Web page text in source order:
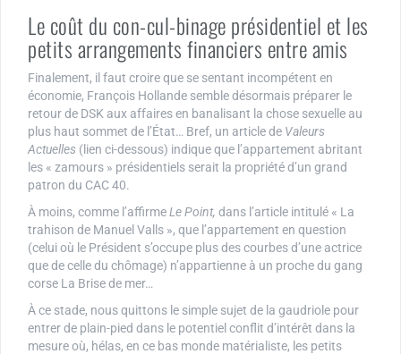
Le coût du con-cul-binage présidentiel et les
petits arrangements financiers entre amis
Finalement, il faut croire que se sentant incompétent en
économie, François Hollande semble désormais préparer le
retour de DSK aux affaires en banalisant la chose sexuelle au
plus haut sommet de l’État… Bref, un article de Valeurs
Actuelles (lien ci-dessous) indique que l’appartement abritant
les « zamours » présidentiels serait la propriété d’un grand
patron du CAC 40.
À moins, comme l’affirmeLe Point, dans l’article intitulé « La
trahison de Manuel Valls », que l’appartement en question
(celui où le Président s’occupe plus des courbes d’une actrice
que de celle du chômage) n’appartienne à un proche du gang
corse La Brise de mer…
À ce stade, nous quittons le simple sujet de la gaudriole pour
entrer de plain-pied dans le potentiel conflit d’intérêt dans la
mesure où, hélas, en ce bas monde matérialiste, les petits